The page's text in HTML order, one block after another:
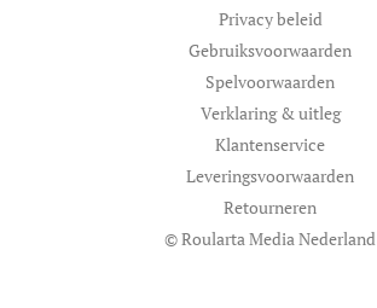
Privacy beleid
Gebruiksvoorwaarden
Spelvoorwaarden
Verklaring & uitleg
Klantenservice
Leveringsvoorwaarden
Retourneren
© Roularta Media Nederland